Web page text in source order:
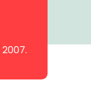
2007.